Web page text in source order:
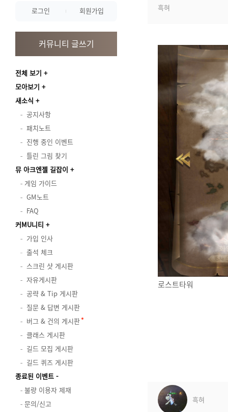
로그인 회원가입
커뮤니티 글쓰기
전체 보기
모아보기
새소식
공지사항
패치노트
진행 중인 이벤트
틀린 그림 찾기
뮤 아크엔젤 길잡이
게임 가이드
GM노트
FAQ
커MU니티
가입 인사
출석 체크
스크린 샷 게시판
자유게시판
공략 & Tip 게시판
질문 & 답변 게시판
버그 & 건의 게시판
클래스 게시판
길드 모집 게시판
길드 퀴즈 게시판
종료된 이벤트
불량 이용자 제재
문의/신고
흑혀
로스트타워
흑혀